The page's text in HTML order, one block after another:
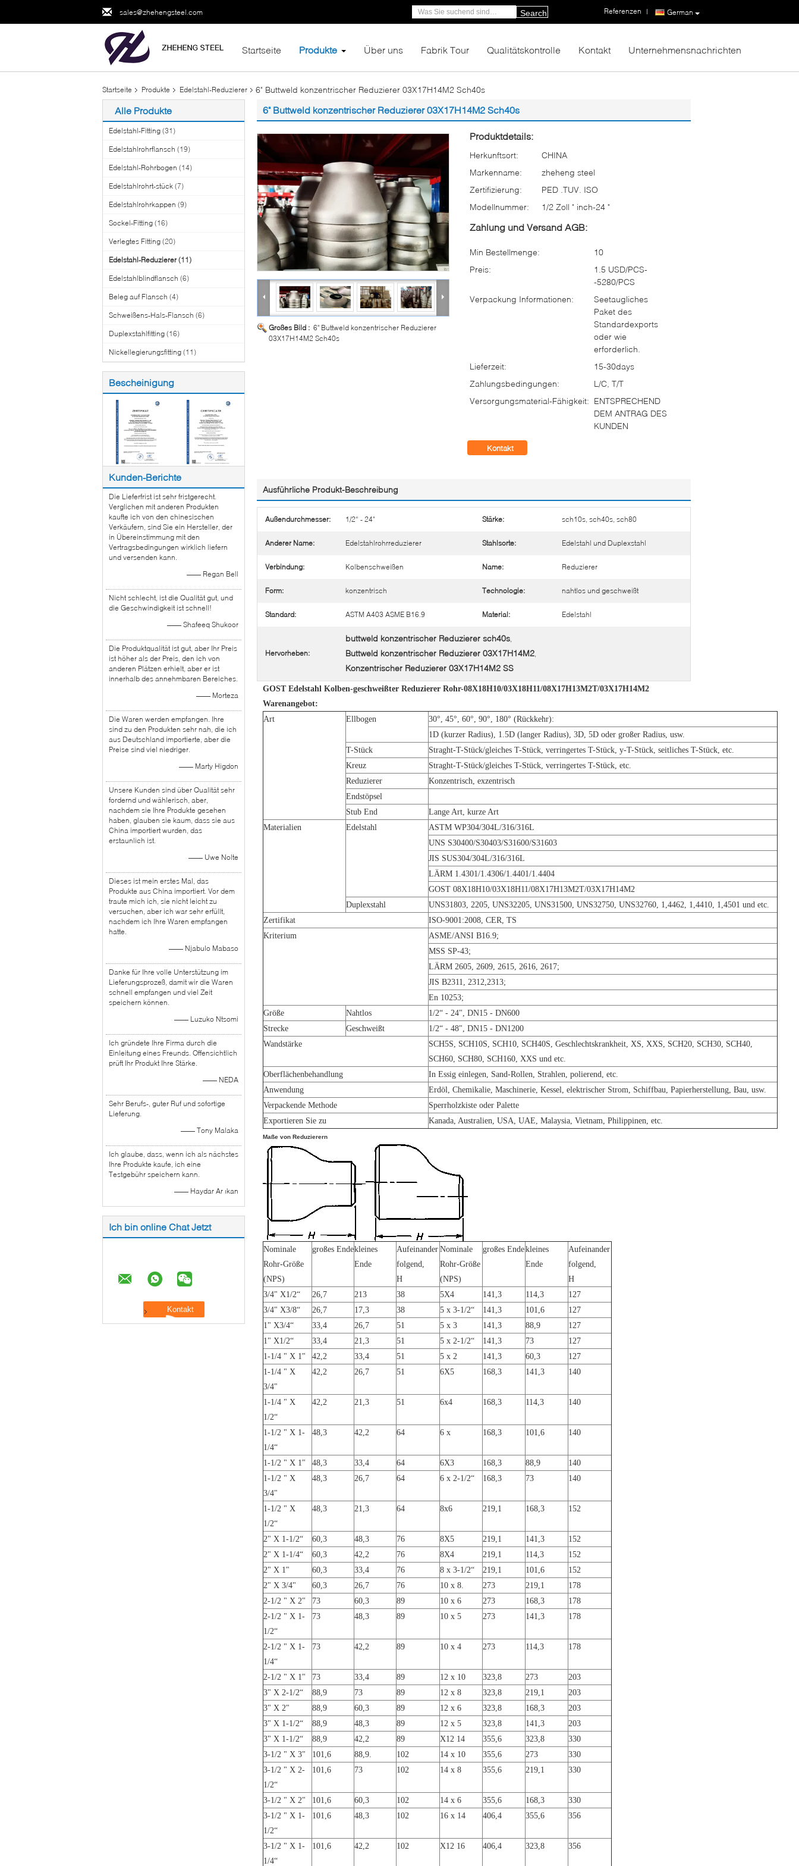
sales@zhehengsteel.com German
Referenzen |
Search
Startseite Produkte Über uns Fabrik Tour Qualitätskontrolle Kontakt Unternehmensnachrichten
Startseite Produkte Edelstahl-Reduzierer 6" Buttweld konzentrischer Reduzierer 03X17H14M2 Sch40s
Alle Produkte
Edelstahl-Fitting (31)
Edelstahlrohrflansch (19)
Edelstahl-Rohrbogen (14)
Edelstahlrohrt-stück (7)
Edelstahlrohrkappen (9)
Sockel-Fitting (16)
Verlegtes Fitting (20)
Edelstahl-Reduzierer (11)
Edelstahlblindflansch (6)
Beleg auf Flansch (4)
Schweißens-Hals-Flansch (6)
Duplexstahlfitting (16)
Nickellegierungsfitting (11)
Bescheinigung
Kunden-Berichte
Die Lieferfrist ist sehr fristgerecht.
Verglichen mit anderen Produkten
kaufte ich von den chinesischen
Verkäufern, sind Sie ein Hersteller, der
in Übereinstimmung mit den
Vertragsbedingungen wirklich liefern
und versenden kann.
—— Regan Bell
Nicht schlecht, ist die Qualität gut, und
die Geschwindigkeit ist schnell!
—— Shafeeq Shukoor
Die Produktqualität ist gut, aber Ihr Preis
ist höher als der Preis, den ich von
anderen Plätzen erhielt, aber er ist
innerhalb des annehmbaren Bereiches.
—— Morteza
Die Waren werden empfangen. Ihre
sind zu den Produkten sehr nah, die ich
aus Deutschland importierte, aber die
Preise sind viel niedriger.
—— Marty Higdon
Unsere Kunden sind über Qualität sehr
fordernd und wählerisch, aber,
nachdem sie Ihre Produkte gesehen
haben, glauben sie kaum, dass sie aus
China importiert wurden, das
erstaunlich ist.
—— Uwe Nolte
Dieses ist mein erstes Mal, das
Produkte aus China importiert. Vor dem
traute mich ich, sie nicht leicht zu
versuchen, aber ich war sehr erfüllt,
nachdem ich Ihre Waren empfangen
hatte.
—— Njabulo Mabaso
Danke für Ihre volle Unterstützung im
Lieferungsprozeß, damit wir die Waren
schnell empfangen und viel Zeit
speichern können.
—— Luzuko Ntsomi
Ich gründete Ihre Firma durch die
Einleitung eines Freunds. Offensichtlich
prüft Ihr Produkt Ihre Stärke.
—— NEDA
Sehr Berufs-, guter Ruf und sofortige
Lieferung.
—— Tony Malaka
Ich glaube, dass, wenn ich als nächstes
Ihre Produkte kaufe, ich eine
Testgebühr speichern kann.
—— Haydar Ar ıkan
Ich bin online Chat Jetzt
6" Buttweld konzentrischer Reduzierer 03X17H14M2 Sch40s
Großes Bild : 6" Buttweld konzentrischer Reduzierer
03X17H14M2 Sch40s
Produktdetails:
Herkunftsort:
CHINA
Markenname:
zheheng steel
Zertifizierung:
PED .TUV. ISO
Modellnummer:
1/2 Zoll " inch-24 "
Zahlung und Versand AGB:
Min Bestellmenge:
10
Preis:
1.5 USD/PCS-
-5280/PCS
Verpackung Informationen:
Seetaugliches
Paket des
Standardexports
oder wie
erforderlich.
Lieferzeit:
15-30days
Zahlungsbedingungen:
L/C, T/T
Versorgungsmaterial-Fähigkeit: ENTSPRECHEND
DEM ANTRAG DES
KUNDEN
Kontakt
Ausführliche Produkt-Beschreibung
Außendurchmesser: 1/2“ - 24" Stärke: sch10s, sch40s, sch80
Anderer Name: Edelstahlrohrreduzierer Stahlsorte: Edelstahl und Duplexstahl
Verbindung: Kolbenschweißen Name: Reduzierer
Form: konzentrisch Technologie: nahtlos und geschweißt
Standard: ASTM A403 ASME B16.9 Material: Edelstahl
Hervorheben:
buttweld konzentrischer Reduzierer sch40s,
Buttweld konzentrischer Reduzierer 03X17H14M2,
Konzentrischer Reduzierer 03X17H14M2 SS
GOST Edelstahl Kolben-geschweißter Reduzierer Rohr-08X18H10/03X18H11/08X17H13M2T/03X17H14M2
Warenangebot:
Art
Ellbogen
30°, 45°, 60°, 90°, 180° (Rückkehr):
1D (kurzer Radius), 1.5D (langer Radius), 3D, 5D oder großer Radius, usw.
T-Stück
Straght-T-Stück/gleiches T-Stück, verringertes T-Stück, y-T-Stück, seitliches T-Stück, etc.
Kreuz
Straght-T-Stück/gleiches T-Stück, verringertes T-Stück, etc.
Reduzierer
Konzentrisch, exzentrisch
Endstöpsel
Stub End
Lange Art, kurze Art
Materialien
Edelstahl
ASTM WP304/304L/316/316L
UNS S30400/S30403/S31600/S31603
JIS SUS304/304L/316/316L
LÄRM 1.4301/1.4306/1.4401/1.4404
GOST 08X18H10/03X18H11/08X17H13M2T/03X17H14M2
Duplexstahl
UNS31803, 2205, UNS32205, UNS31500, UNS32750, UNS32760, 1,4462, 1,4410, 1,4501 und etc.
Zertifikat
ISO-9001:2008, CER, TS
Kriterium
ASME/ANSI B16.9;
MSS SP-43;
LÄRM 2605, 2609, 2615, 2616, 2617;
JIS B2311, 2312,2313;
En 10253;
Größe
Nahtlos
1/2“ - 24", DN15 - DN600
Strecke
Geschweißt
1/2“ - 48", DN15 - DN1200
Wandstärke
SCH5S, SCH10S, SCH10, SCH40S, Geschlechtskrankheit, XS, XXS, SCH20, SCH30, SCH40,
SCH60, SCH80, SCH160, XXS und etc.
Oberflächenbehandlung
In Essig einlegen, Sand-Rollen, Strahlen, polierend, etc.
Anwendung
Erdöl, Chemikalie, Maschinerie, Kessel, elektrischer Strom, Schiffbau, Papierherstellung, Bau, usw.
Verpackende Methode
Sperrholzkiste oder Palette
Exportieren Sie zu
Kanada, Australien, USA, UAE, Malaysia, Vietnam, Philippinen, etc.
Maße von Reduzierern
Nominale
Rohr-Größe
(NPS)
großes Endekleines
Ende
Aufeinander
folgend,
H
Nominale
Rohr-Größe
(NPS)
großes Endekleines
Ende
Aufeinander
folgend,
H
3/4" X1/2“
26,7 213 38 5X4 141,3 114,3
127
3/4" X3/8“
26,7 17,3 38 5 x 3-1/2“ 141,3 101,6
127
1" X3/4“
33,4 26,7 51 5 x 3 141,3 88,9
127
1" X1/2“
33,4 21,3 51 5 x 2-1/2“ 141,3 73
127
1-1/4 " X 1"
42,2 33,4 51 5 x 2 141,3 60,3
127
1-1/4 " X
3/4"
42,2 26,7 51 6X5 168,3 141,3 140
1-1/4 " X
1/2“
42,2 21,3 51 6x4 168,3 114,3 140
1-1/2 " X 1-
1/4“
48,3 42,2 64 6 x 168,3 101,6 140
1-1/2 " X 1" 48,3 33,4 64 6X3 168,3 88,9
140
1-1/2 " X
3/4"
48,3 26,7 64 6 x 2-1/2“ 168,3 73 140
1-1/2 " X
1/2“
48,3 21,3 64 8x6 219,1 168,3 152
2" X 1-1/2“ 60,3 48,3 76 8X5 219,1 141,3
152
2" X 1-1/4“
60,3 42,2 76 8X4 219,1 114,3
152
2" X 1"
60,3 33,4 76 8 x 3-1/2“ 219,1 101,6
152
2" X 3/4"
60,3 26,7 76 10 x 8. 273 219,1
178
2-1/2 " X 2"
73 60,3 89 10 x 6 273 168,3
178
2-1/2 " X 1-
1/2“
73 48,3 89 10 x 5 273 141,3 178
2-1/2 " X 1-
1/4“
73 42,2 89 10 x 4 273 114,3 178
2-1/2 " X 1" 73 33,4 89 12 x 10 323,8 273
203
3" X 2-1/2“
88,9 73 89 12 x 8 323,8 219,1
203
3" X 2"
88,9 60,3 89 12 x 6 323,8 168,3
203
3" X 1-1/2“
88,9 48,3 89 12 x 5 323,8 141,3
203
3" X 1-1/2“
88,9 42,2 89 X12 14 355,6 323,8
330
3-1/2 " X 3"
101,6 88,9. 102 14 x 10 355,6 273
330
3-1/2 " X 2-
1/2“
101,6 73 102 14 x 8 355,6 219,1 330
3-1/2 " X 2" 101,6 60,3 102 14 x 6 355,6 168,3
330
3-1/2 " X 1-
1/2“
101,6 48,3 102 16 x 14 406,4 355,6 356
3-1/2 " X 1-
1/4“
101,6 42,2 102 X12 16 406,4 323,8 356